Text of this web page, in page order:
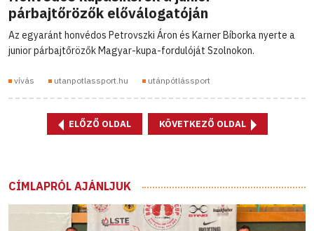
párbajtőrözők előválogatóján
Az egyaránt honvédos Petrovszki Áron és Karner Bíborka nyerte a
junior párbajtőrözők Magyar-kupa-fordulóját Szolnokon.
vívás utanpotlassport.hu utánpótlássport
ELŐZŐ OLDAL KÖVETKEZŐ OLDAL
CÍMLAPRÓL AJÁNLJUK